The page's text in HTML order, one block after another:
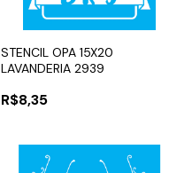
STENCIL OPA 15X20
LAVANDERIA 2939
R$8,35